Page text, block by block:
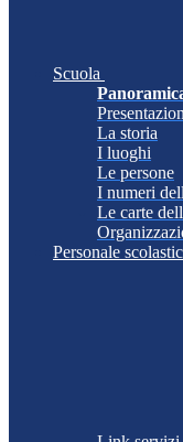
Scuola
La storia
I luoghi
Le persone
I numeri
Le carte
Personale